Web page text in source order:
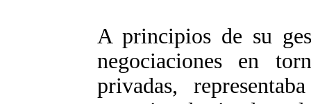
A principios de su
negociaciones en
privadas,